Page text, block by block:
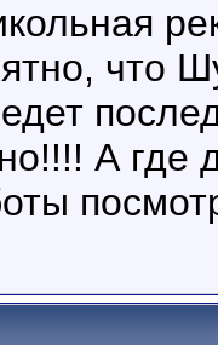
что
А где